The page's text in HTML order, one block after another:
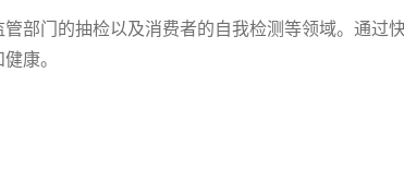
部门的抽检以及消费者的自我检测等领域。通过
康。